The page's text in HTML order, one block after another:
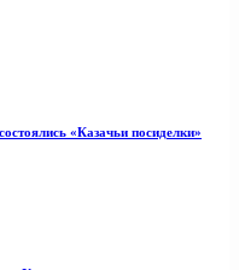
«Казачьи посиделки»